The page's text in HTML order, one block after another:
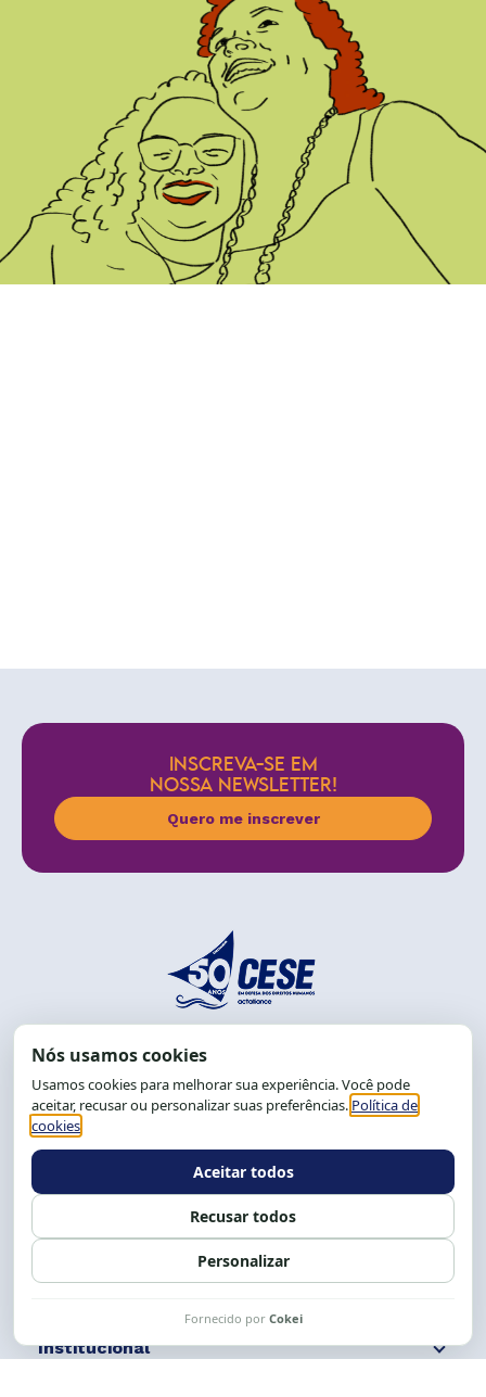
INSCREVA-SE EM
NOSSA NEWSLETTER!
Quero me inscrever
End.: R. da Graça, 150. Graça
CEP: 40.150-055
Salvador-BA, Brasil.
Tel.: (71) 2104-5457, Cel.: (71) 9 9239-2104 ou 2105
Expediente: 8h às 12h e 13 às 17h.
Siga nossas redes Fale conosco
Institucional